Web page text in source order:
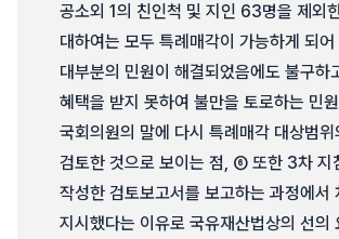
공소외 1의 친인척 및 지인 63명을 제외
대하여는 모두 특례매각이 가능하게 되
대부분의 민원이 해결되었음에도 불구하
혜택을 받지 못하여 불만을 토로하는 민
국회의원의 말에 다시 특례매각 대상범
검토한 것으로 보이는 점, ⑥ 또한 3차 지
작성한 검토보고서를 보고하는 과정에서
지시했다는 이유로 국유재산법상의 선의